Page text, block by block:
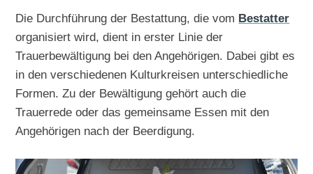
Die Durchführung der Bestattung, die vom Bestatter
organisiert wird, dient in erster Linie der
Trauerbewältigung bei den Angehörigen. Dabei gibt es
in den verschiedenen Kulturkreisen unterschiedliche
Formen. Zu der Bewältigung gehört auch die
Trauerrede oder das gemeinsame Essen mit den
Angehörigen nach der Beerdigung.